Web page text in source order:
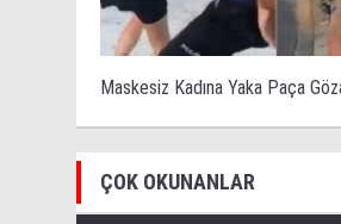
Maskesiz Kadına Yaka Paça
ÇOK OKUNANLAR